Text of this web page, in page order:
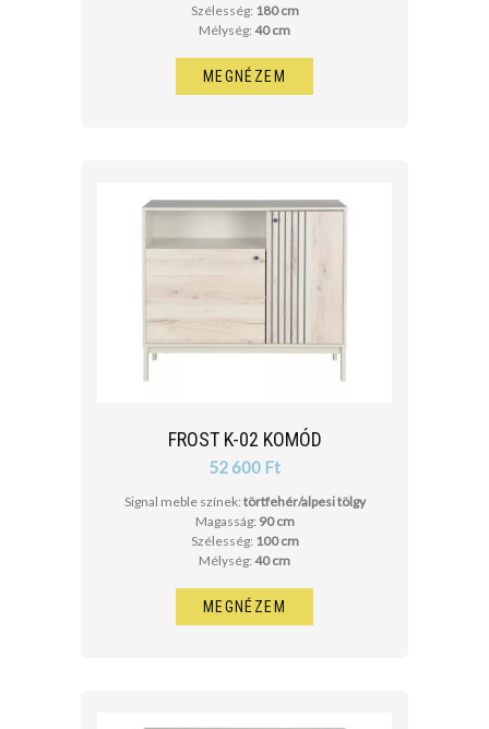
Szélesség: 180 cm
Mélység: 40 cm
MEGNÉZEM
FROST K-02 KOMÓD
52 600 Ft
Signal meble színek: törtfehér/alpesi tölgy
Magasság: 90 cm
Szélesség: 100 cm
Mélység: 40 cm
MEGNÉZEM